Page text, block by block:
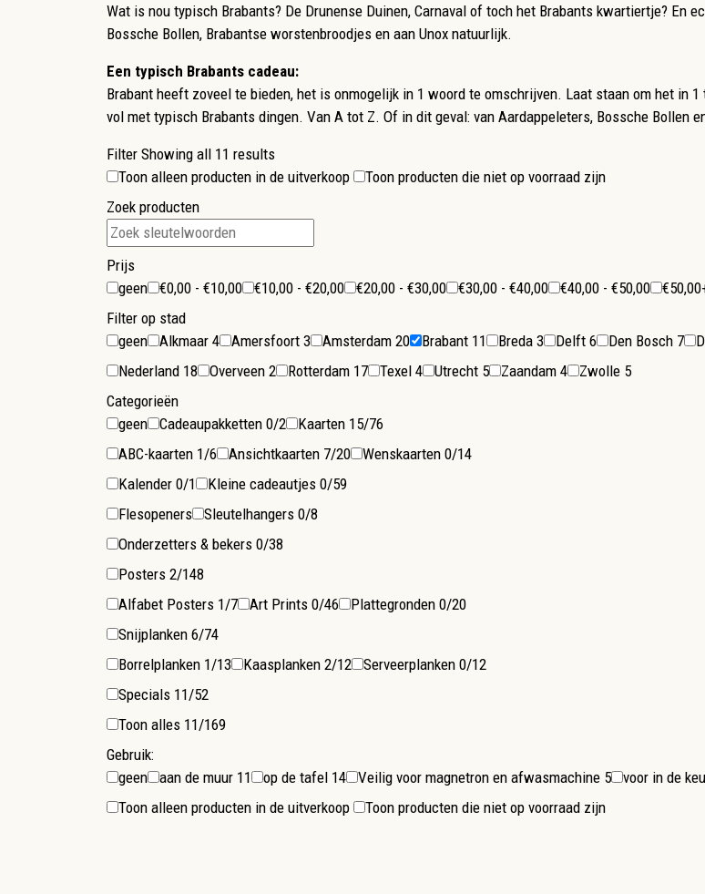
Wat is nou typisch Brabants? De Drunense Duinen, Carnaval of toch het Brabants kwartiertje? En
Bossche Bollen, Brabantse worstenbroodjes en aan Unox natuurlijk.
Een typisch Brabants cadeau:
Brabant heeft zoveel te bieden, het is onmogelijk in 1 woord te omschrijven. Laat staan om het in
vol met typisch Brabants dingen. Van A tot Z. Of in dit geval: van Aardappeleters, Bossche Bollen
Filter Showing all 11 results
Toon alleen producten in de uitverkoop
Toon producten die niet op voorraad zijn
Zoek producten
Prijs
geen
€0,00 - €10,00 €10,00 - €20,00 €20,00 - €30,00 €30,00 - €40,00 €40,00 - €50,00
Filter op stad
geen
Alkmaar 4 Amersfoort 3 Amsterdam 20 Brabant 11 Breda 3 Delft 6 Den Bosch 7
Nederland 18 Overveen 2 Rotterdam 17 Texel 4 Utrecht 5 Zaandam 4 Zwolle 5
Categorieën
geen
Cadeaupakketten 0/2 Kaarten 15/76
ABC-kaarten 1/6 Ansichtkaarten 7/20 Wenskaarten 0/14
Kalender 0/1 Kleine cadeautjes 0/59
Flesopeners
Sleutelhangers 0/8
Onderzetters & bekers 0/38
Posters 2/148
Alfabet Posters 1/7 Art Prints 0/46 Plattegronden 0/20
Snijplanken 6/74
Borrelplanken 1/13 Kaasplanken 2/12 Serveerplanken 0/12
Specials 11/52
Toon alles 11/169
Gebruik:
geen
aan de muur 11 op de tafel 14 Veilig voor magnetron en afwasmachine 5 voor in de
Toon alleen producten in de uitverkoop
Toon producten die niet op voorraad zijn